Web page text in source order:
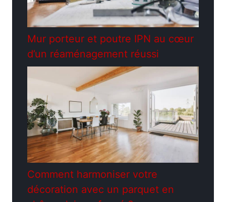
Mur porteur et poutre IPN au cœur
d’un réaménagement réussi
Comment harmoniser votre
décoration avec un parquet en